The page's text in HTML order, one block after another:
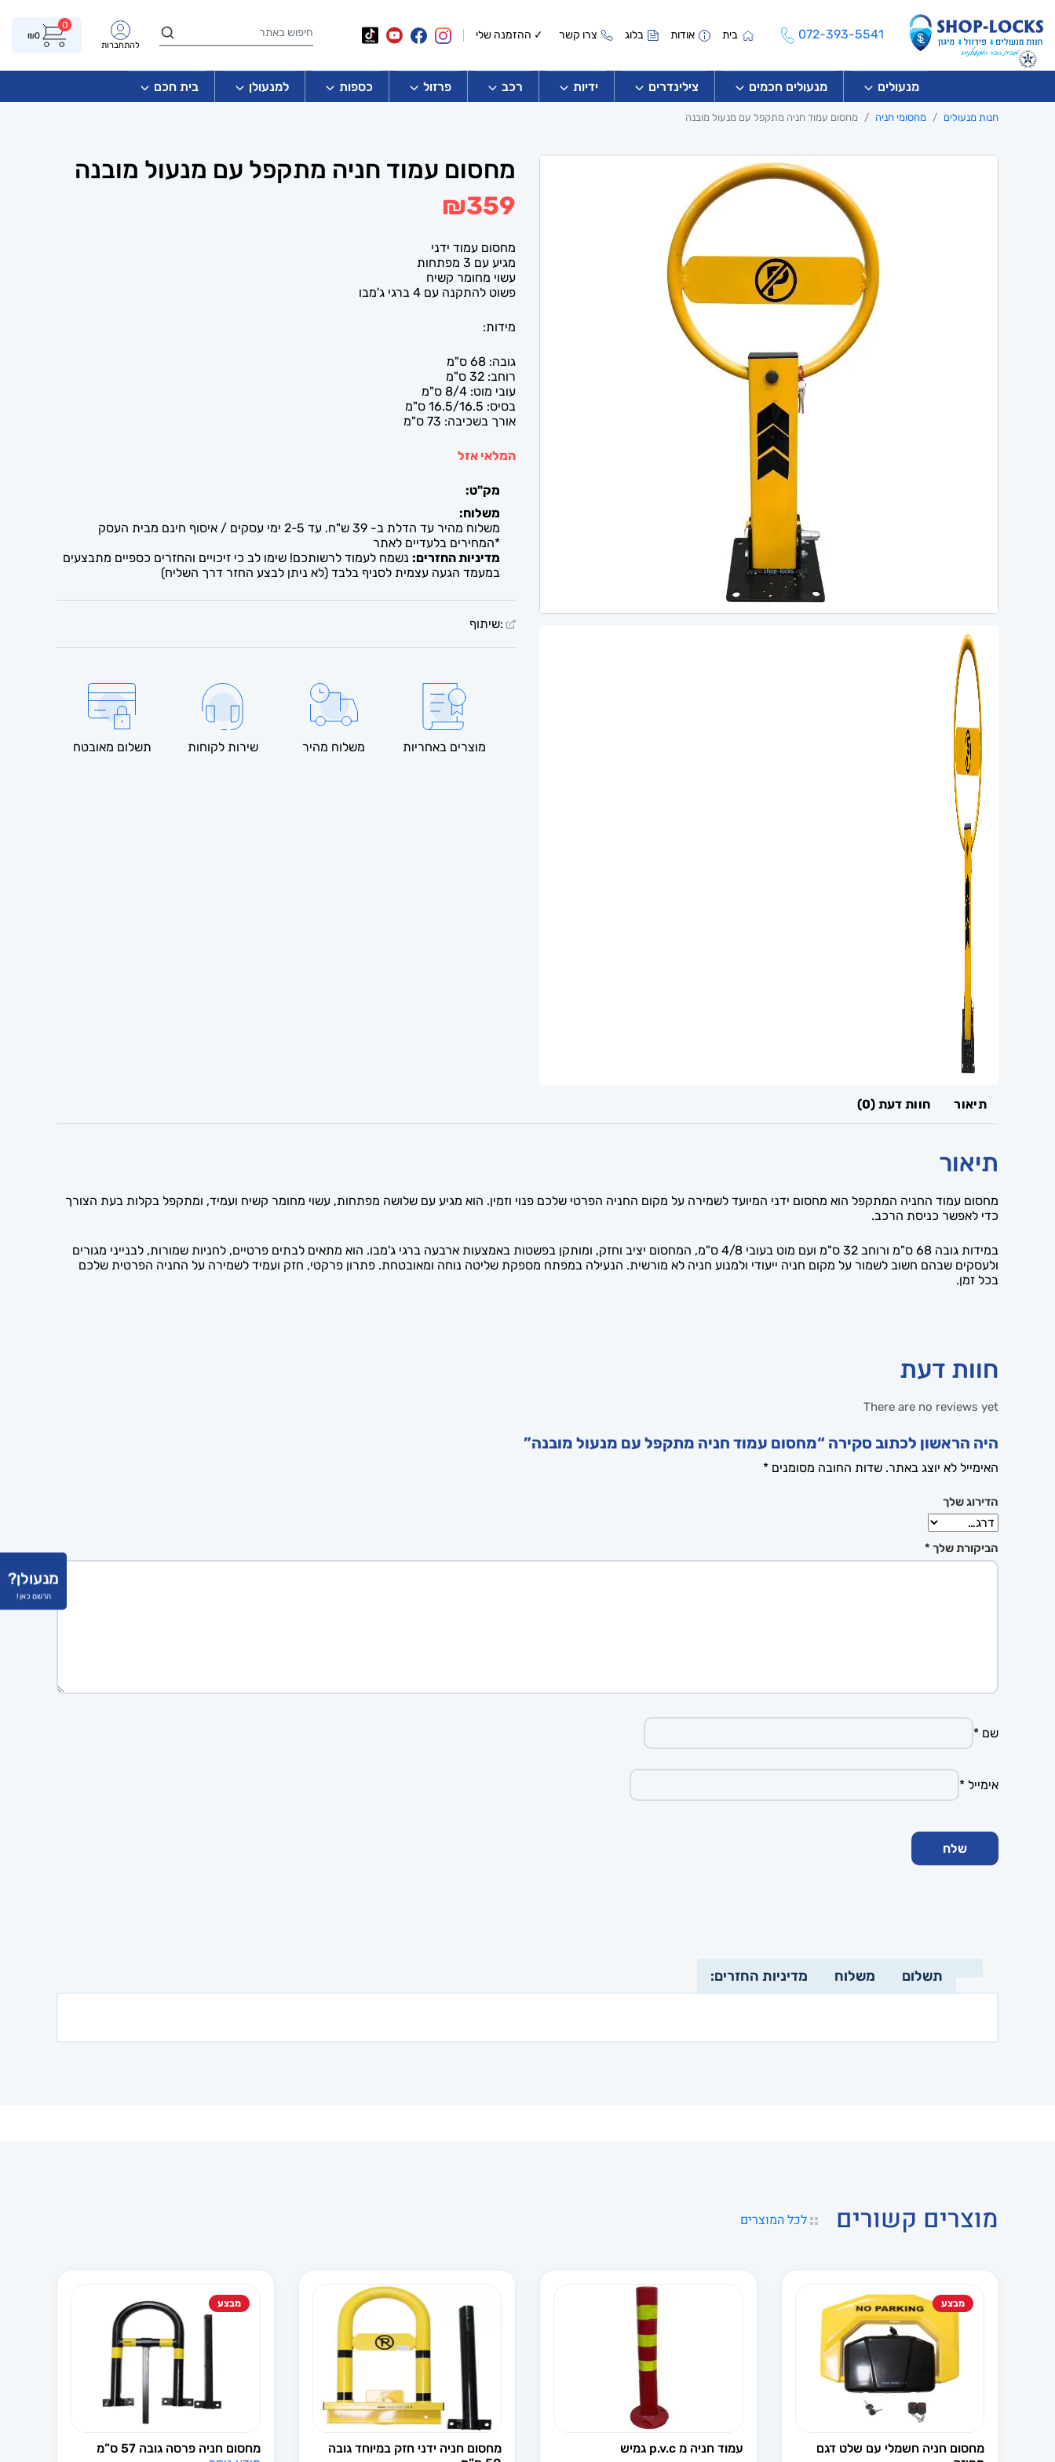
072-393-5541 בית אודות בלוג צרו קשר ✓ ההזמנה שלי
להתחברות
0
₪0
מנעולים מנעולים חכמים צילינדרים ידיות רכב פרזול כספות למנעולן בית חכם
חנות מנעולים מחסומי חניה מחסום עמוד חניה מתקפל עם מנעול מובנה
מחסום עמוד חניה מתקפל עם מנעול מובנה
₪359
מחסום עמוד ידני
מגיע עם 3 מפתחות
עשוי מחומר קשיח
פשוט להתקנה עם 4 ברגי ג'מבו
מידות:
גובה: 68 ס"מ
רוחב: 32 ס"מ
עובי מוט: 8/4 ס"מ
בסיס: 16.5/16.5 ס"מ
אורך בשכיבה: 73 ס"מ
המלאי אזל
מק"ט:
משלוח:
משלוח מהיר עד הדלת ב- 39 ש"ח. עד 2-5 ימי עסקים / איסוף חינם מבית העסק
*המחירים בלעדיים לאתר
מדיניות החזרים: נשמח לעמוד לרשותכם! שימו לב כי זיכויים והחזרים כספיים מתבצעים
במעמד הגעה עצמית לסניף בלבד (לא ניתן לבצע החזר דרך השליח)
:שיתוף
מוצרים באחריות משלוח מהיר שירות לקוחות תשלום מאובטח
תיאור חוות דעת (0)
תיאור
מחסום עמוד החניה המתקפל הוא מחסום ידני המיועד לשמירה על מקום החניה הפרטי שלכם פנוי וזמין. הוא מגיע עם שלושה מפתחות, עשוי מחומר קשיח ועמיד, ומתקפל בקלות בעת הצורך
כדי לאפשר כניסת הרכב.
במידות גובה 68 ס"מ ורוחב 32 ס"מ ועם מוט בעובי 4/8 ס"מ, המחסום יציב וחזק, ומותקן בפשטות באמצעות ארבעה ברגי ג'מבו. הוא מתאים לבתים פרטיים, לחניות שמורות, לבנייני מגורים
ולעסקים שבהם חשוב לשמור על מקום חניה ייעודי ולמנוע חניה לא מורשית. הנעילה במפתח מספקת שליטה נוחה ומאובטחת. פתרון פרקטי, חזק ועמיד לשמירה על החניה הפרטית שלכם
בכל זמן.
חוות דעת
There are no reviews yet
היה הראשון לכתוב סקירה “מחסום עמוד חניה מתקפל עם מנעול מובנה”
האימייל לא יוצג באתר. שדות החובה מסומנים *
הדירוג שלך
הביקורת שלך *
שם *
אימייל *
תשלום משלוח מדיניות החזרים:
מוצרים קשורים לכל המוצרים
מבצע
מחסום חניה חשמלי עם שלט דגם
עמוד חניה מ p.v.c גמיש
מחסום חניה ידני חזק במיוחד גובה
מבצע
מחסום חניה פרסה גובה 57 ס”מ
מנעולן?
הרשם כאן !